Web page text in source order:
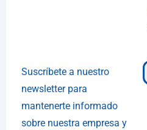
Suscríbete a nuestro
newsletter para
mantenerte informado
sobre nuestra empresa y